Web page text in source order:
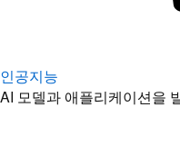
인공지능
AI 모델과 애플리케이션을